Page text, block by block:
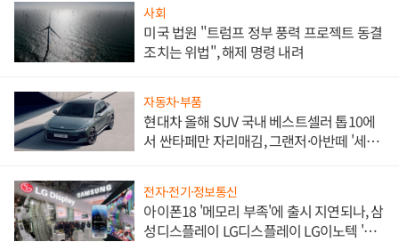
사회
미국 법원 "트럼프 정부 풍력 프로젝트 동결
조치는 위법", 해제 명령 내려
자동차·부품
현대차 올해 SUV 국내 베스트셀러 톱10에
서 싼타페만 자리매김, 그랜저·아반떼 '세단
전자·전기·정보통신
아이폰18 '메모리 부족'에 출시 지연되나, 삼
성디스플레이 LG디스플레이 LG이노텍 '탈